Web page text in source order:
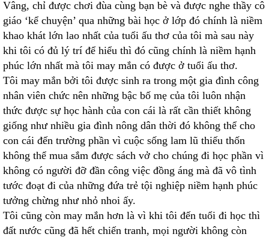
Vâng, chỉ được chơi đùa cùng bạn bè và được nghe thầy cô
giáo ‘kể chuyện’ qua những bài học ở lớp đó chính là niềm
khao khát lớn lao nhất của tuổi ấu thơ của tôi mà sau này
khi tôi có đủ lý trí để hiểu thì đó cũng chính là niềm hạnh
phúc lớn nhất mà tôi may mắn có được ở tuổi ấu thơ.
Tôi may mắn bởi tôi được sinh ra trong một gia đình công
nhân viên chức nên những bậc bố mẹ của tôi luôn nhận
thức được sự học hành của con cái là rất cần thiết không
giống như nhiều gia đình nông dân thời đó không thể cho
con cái đến trường phần vì cuộc sống lam lũ thiếu thốn
không thể mua sắm được sách vở cho chúng đi học phần vì
không có người đỡ đần công việc đồng áng mà đã vô tình
tước đoạt đi của những đứa trẻ tội nghiệp niềm hạnh phúc
tưởng chừng như nhỏ nhoi ấy.
Tôi cũng còn may mắn hơn là vì khi tôi đến tuổi đi học thì
đất nước cũng đã hết chiến tranh, mọi người không còn